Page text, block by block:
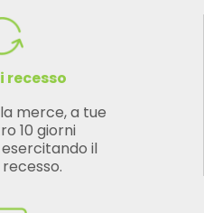
recesso
merce, a tue
10 giorni
il